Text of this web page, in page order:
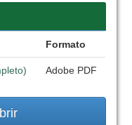
Formato
Adobe PDF